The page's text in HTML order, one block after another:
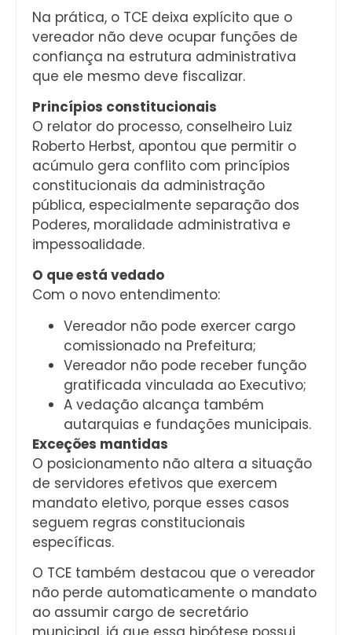
Na prática, o TCE deixa explícito que o
vereador não deve ocupar funções de
confiança na estrutura administrativa
que ele mesmo deve fiscalizar.
Princípios constitucionais
O relator do processo, conselheiro Luiz
Roberto Herbst, apontou que permitir o
acúmulo gera conflito com princípios
constitucionais da administração
pública, especialmente separação dos
Poderes, moralidade administrativa e
impessoalidade.
O que está vedado
Com o novo entendimento:
Vereador não pode exercer cargo
comissionado na Prefeitura;
Vereador não pode receber função
gratificada vinculada ao Executivo;
A vedação alcança também
autarquias e fundações municipais.
Exceções mantidas
O posicionamento não altera a situação
de servidores efetivos que exercem
mandato eletivo, porque esses casos
seguem regras constitucionais
específicas.
O TCE também destacou que o vereador
não perde automaticamente o mandato
ao assumir cargo de secretário